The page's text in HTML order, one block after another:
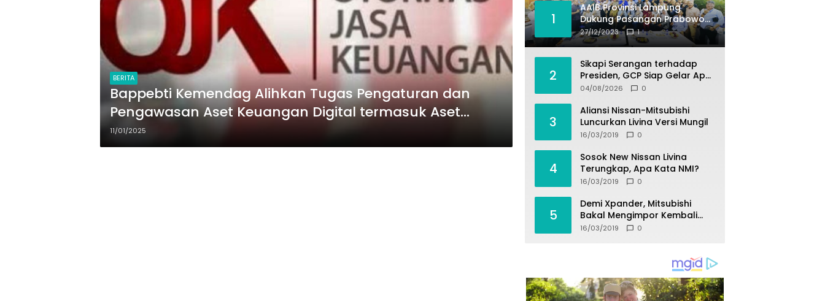
BERITA
Bappebti Kemendag Alihkan Tugas Pengaturan dan
Pengawasan Aset Keuangan Digital termasuk Aset
Kripto serta Derivatif Keuangan kepada OJK dan BI
11/01/2025
1
AAIB Provinsi Lampung
Dukung Pasangan Prabowo-
Gibran
27/12/2023 1
2
Sikapi Serangan terhadap
Presiden, GCP Siap Gelar Apel
Akbar 10 Ribu Massa di
04/08/2026 0
3
Aliansi Nissan-Mitsubishi
Luncurkan Livina Versi Mungil
16/03/2019 0
4
Sosok New Nissan Livina
Terungkap, Apa Kata NMI?
16/03/2019 0
5
Demi Xpander, Mitsubishi
Bakal Mengimpor Kembali
Pajero Sport
16/03/2019 0